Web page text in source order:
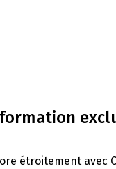
étroitement